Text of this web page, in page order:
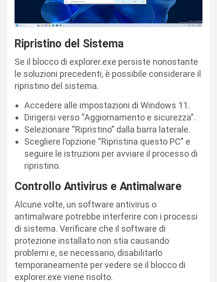
Ripristino del Sistema
Se il blocco di explorer.exe persiste nonostante
le soluzioni precedenti, è possibile considerare il
ripristino del sistema.
Accedere alle impostazioni di Windows 11.
Dirigersi verso “Aggiornamento e sicurezza”.
Selezionare “Ripristino” dalla barra laterale.
Scegliere l’opzione “Ripristina questo PC” e
seguire le istruzioni per avviare il processo di
ripristino.
Controllo Antivirus e Antimalware
Alcune volte, un software antivirus o
antimalware potrebbe interferire con i processi
di sistema. Verificare che il software di
protezione installato non stia causando
problemi e, se necessario, disabilitarlo
temporaneamente per vedere se il blocco di
explorer.exe viene risolto.